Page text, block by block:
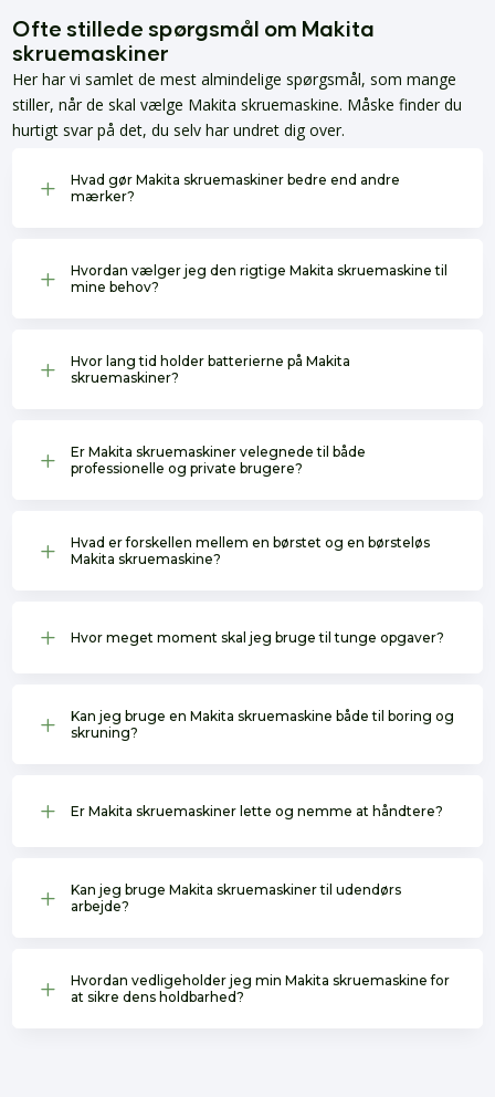
Ofte stillede spørgsmål om Makita
skruemaskiner
Her har vi samlet de mest almindelige spørgsmål, som mange
stiller, når de skal vælge Makita skruemaskine. Måske finder du
hurtigt svar på det, du selv har undret dig over.
L
Hvad gør Makita skruemaskiner bedre end andre
mærker?
L
Hvordan vælger jeg den rigtige Makita skruemaskine til
mine behov?
L
Hvor lang tid holder batterierne på Makita
skruemaskiner?
L
Er Makita skruemaskiner velegnede til både
professionelle og private brugere?
L
Hvad er forskellen mellem en børstet og en børsteløs
Makita skruemaskine?
L Hvor meget moment skal jeg bruge til tunge opgaver?
L
Kan jeg bruge en Makita skruemaskine både til boring og
skruning?
L Er Makita skruemaskiner lette og nemme at håndtere?
L
Kan jeg bruge Makita skruemaskiner til udendørs
arbejde?
L
Hvordan vedligeholder jeg min Makita skruemaskine for
at sikre dens holdbarhed?